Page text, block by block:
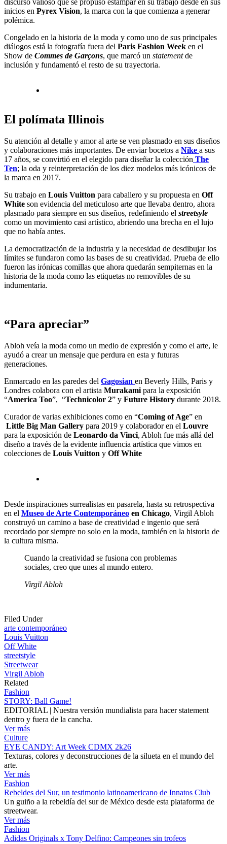
inicios en Pyrex Vision, la marca con la que comienza a generar
polémica.
Congelado en la historia de la moda y como uno de sus principales
diálogos está la fotografía fuera del Paris Fashion Week en el
Show de Commes de Garçons, que marcó un statementde
inclusión y fundamentó el resto de su trayectoria.
El polímata Illinois
Su atención al detalle y amor al arte se ven plasmado en sus diseños
y colaboraciones más importantes. De enviar bocetos a Nike a sus
17 años, se convirtió en el elegido para diseñar la colección The
Ten; la oda y reinterpretación de los diez modelos más icónicos de
la marca en 2017.
Su trabajo en Louis Vuitton para caballero y su propuesta en Off
White son evidencia del meticuloso arte que llevaba dentro, ahora
plasmado para siempre en sus diseños, redefiniendo el streetsyle
como un movimiento casi artístico, abriendo una brecha en el lujo
que no había antes.
La democratización de la industria y la necesidad de desdibujar los
límites se fundaron como las bases de su creatividad. Prueba de ello
fueron las irónicas comillas que ahora quedarán sempiternas en la
historia de la moda como las etiquetas no removibles de su
indumentaria.
“Para apreciar”
Abloh veía la moda como un medio de expresión y como el arte, le
ayudó a crear un mensaje que perdura en esta y futuras
generaciones.
Enmarcado en las paredes del Gagosian en Beverly Hills, Paris y
Londres colabora con el artista Murakami para la exposición
“America Too”, “Technicolor 2” y Future History durante 2018.
Curador de varias exhibiciones como en “Coming of Age” en
Little Big Man Gallery para 2019 y colaborador en el Louvre
para la exposición de Leonardo da Vinci, Abloh fue más allá del
diseño a través de la evidente influencia artística que vimos en
colecciones de Louis Vuitton y Off White
Desde inspiraciones surrealistas en pasarela, hasta su retrospectiva
en el Museo de Arte Contemporáneo en Chicago, Virgil Abloh
construyó un camino a base de creatividad e ingenio que será
recordado por siempre no solo en la moda, también en la historia de
la cultura misma.
Cuando la creatividad se fusiona con problemas
sociales, creo que unes al mundo entero.
Virgil Abloh
Filed Under
arte contemporáneo
Louis Vuitton
Off White
streetstyle
Streetwear
Virgil Abloh
Related
Fashion
STORY: Ball Game!
EDITORIAL | Nuestra versión mundialista para hacer statement
dentro y fuera de la cancha.
Ver más
Culture
EYE CANDY: Art Week CDMX 2k26
Texturas, colores y deconstrucciones de la silueta en el mundo del
arte.
Ver más
Fashion
Rebeldes del Sur, un testimonio latinoamericano de Innatos Club
Un guiño a la rebeldía del sur de México desde esta plataforma de
streetwear.
Ver más
Fashion
Adidas Originals x Tony Delfino: Campeones sin trofeos